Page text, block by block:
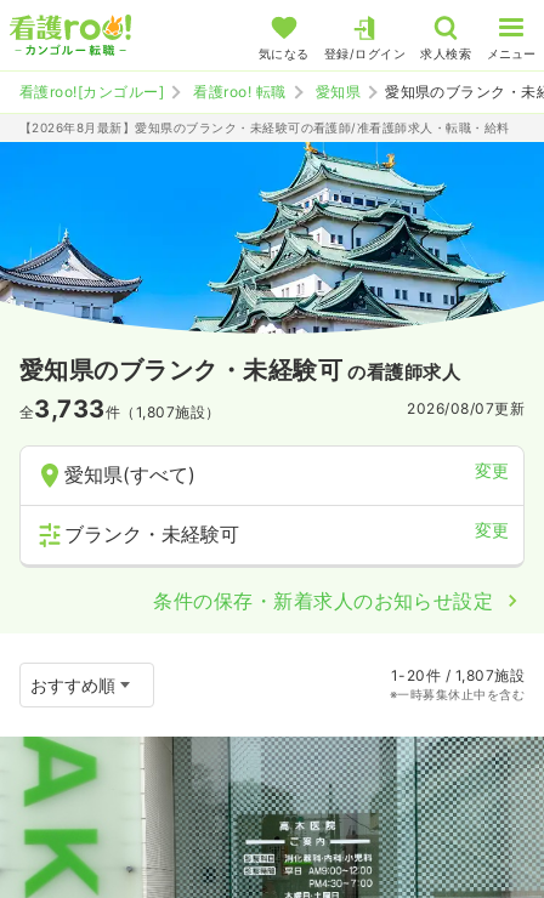
気になる 登録/ログイン 求人検索 メニュー
看護roo![カンゴルー] 看護roo! 転職 愛知県 愛知県のブランク・未
【2026年8月最新】愛知県のブランク・未経験可の看護師/准看護師求人・転職・給料
愛知県のブランク・未経験可 の看護師求人
全3,733件（1,807施設） 2026/08/07更新
愛知県(すべて) 変更
ブランク・未経験可 変更
条件の保存・新着求人のお知らせ設定
1-20件 / 1,807施設
※一時募集休止中を含む